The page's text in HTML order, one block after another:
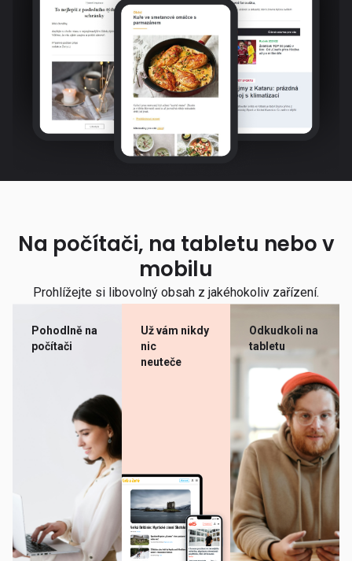
Na počítači, na tabletu nebo v
mobilu
Prohlížejte si libovolný obsah z jakéhokoliv zařízení.
Pohodlně na
počítači
Už vám nikdy
nic
neuteče
Odkudkoli na
tabletu